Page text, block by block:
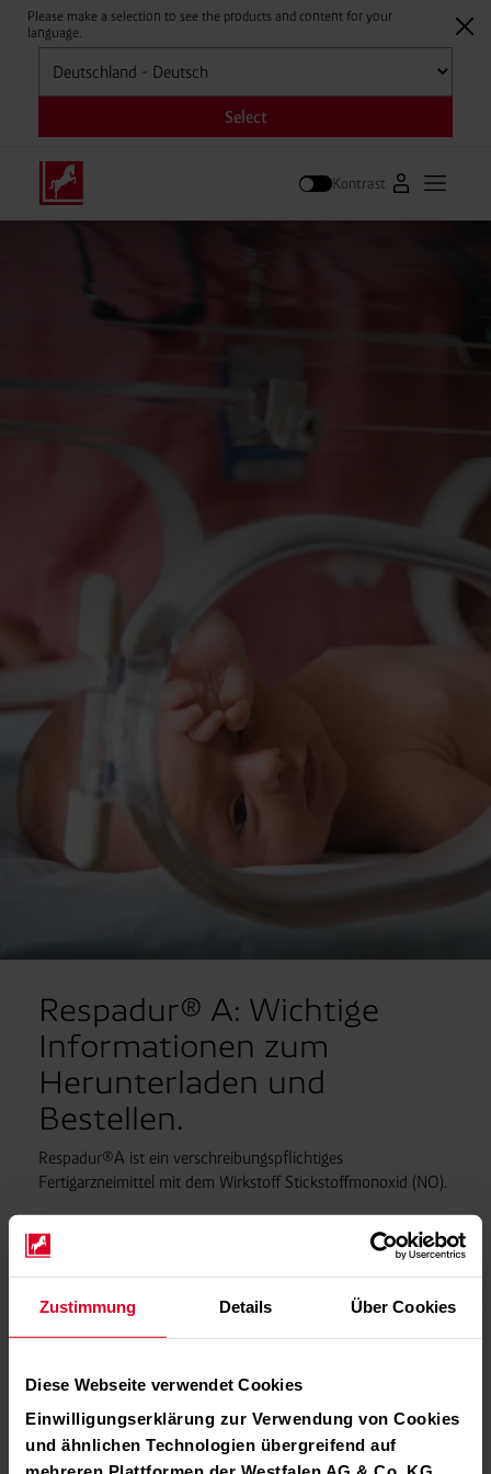
Zustimmung Details Über Cookies
Diese Webseite verwendet Cookies
Einwilligungserklärung zur Verwendung von Cookies
und ähnlichen Technologien übergreifend auf
Please make a selection to see the products and content for your
language.
Auswählen
Select
Kontrast Zum
Respadur® A: Wichtige
Informationen zum
Herunterladen und
Bestellen.
Respadur®A ist ein verschreibungspflichtiges
Fertigarzneimittel mit dem Wirkstoff Stickstoffmonoxid (NO).
Download:
Fachinformation Respadur® A 1000ppm mol/mol. Gas zur